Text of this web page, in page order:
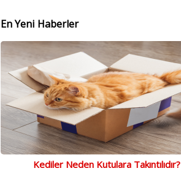
En Yeni Haberler
Kediler Neden Kutulara Takıntılıdır?